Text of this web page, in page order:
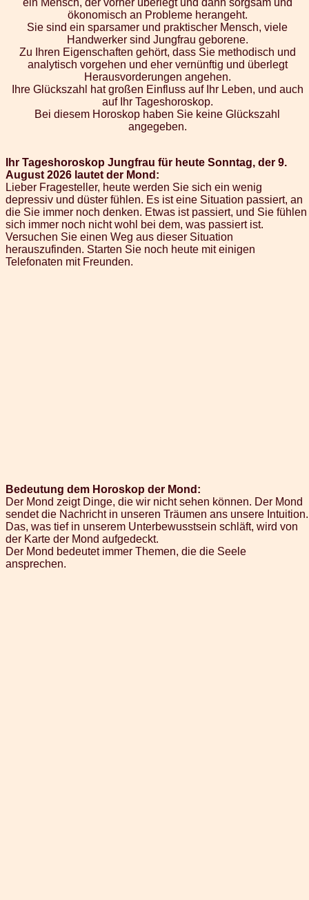
ökonomisch an Probleme herangeht.
Sie sind ein sparsamer und praktischer Mensch, viele
Handwerker sind Jungfrau geborene.
Zu Ihren Eigenschaften gehört, dass Sie methodisch und
analytisch vorgehen und eher vernünftig und überlegt
Herausvorderungen angehen.
Ihre Glückszahl hat großen Einfluss auf Ihr Leben, und auch
auf Ihr Tageshoroskop.
Bei diesem Horoskop haben Sie keine Glückszahl
angegeben.
Ihr Tageshoroskop Jungfrau für heute Sonntag, der 9.
August 2026 lautet der Mond:
Lieber Fragesteller, heute werden Sie sich ein wenig
depressiv und düster fühlen. Es ist eine Situation passiert, an
die Sie immer noch denken. Etwas ist passiert, und Sie fühlen
sich immer noch nicht wohl bei dem, was passiert ist.
Versuchen Sie einen Weg aus dieser Situation
herauszufinden. Starten Sie noch heute mit einigen
Telefonaten mit Freunden.
Bedeutung dem Horoskop der Mond:
Der Mond zeigt Dinge, die wir nicht sehen können. Der Mond
sendet die Nachricht in unseren Träumen ans unsere Intuition.
Das, was tief in unserem Unterbewusstsein schläft, wird von
der Karte der Mond aufgedeckt.
Der Mond bedeutet immer Themen, die die Seele
ansprechen.